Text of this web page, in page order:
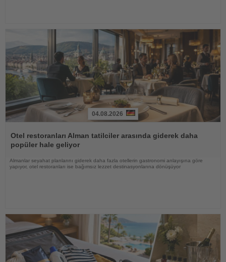
Oku
04.08.2026
Otel restoranları Alman tatilciler arasında giderek daha
popüler hale geliyor
Almanlar seyahat planlarını giderek daha fazla otellerin gastronomi anlayışına göre
yapıyor, otel restoranları ise bağımsız lezzet destinasyonlarına dönüşüyor